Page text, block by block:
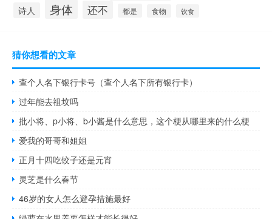
诗人 身体 还不 都是 食物 饮食
猜你想看的文章
查个人名下银行卡号（查个人名下所有银行卡）
过年能去祖坟吗
批小将、p小将、b小酱是什么意思，这个梗从哪里来的什么梗
爱我的哥哥和姐姐
正月十四吃饺子还是元宵
灵芝是什么春节
46岁的女人怎么避孕措施最好